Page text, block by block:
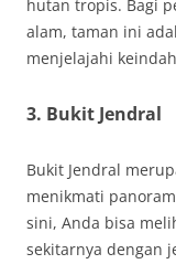
hutan tropis. Bagi
alam, taman ini
menjelajahi
3. Bukit Jendral
Bukit Jendral
menikmati
sini, Anda bisa
sekitarnya dengan